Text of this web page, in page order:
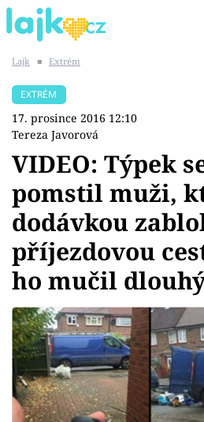
SHOPAHOLICADEL
Témata
Showbyznys
Youtubeři
Virály
Sex a vztahy
Videa
Lajk ■ Extrém
EXTRÉM
17. prosince 2016 12:10
Tereza Javorová
VIDEO: Týpek
pomstil muži,
dodávkou
příjezdovou
ho mučil